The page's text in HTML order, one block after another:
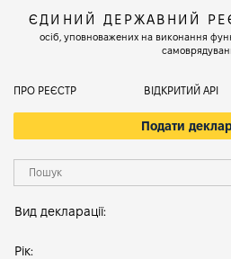
ЄДИНИЙ ДЕРЖАВНИЙ
осіб, уповноважених на виконання
ПРО РЕЄСТР ВІДКРИТИЙ АРІ
Подати
Вид декларації:
Рік: